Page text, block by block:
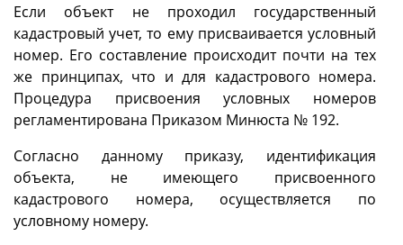
Если объект не проходил государственный
кадастровый учет, то ему присваивается условный
номер. Его составление происходит почти на тех
же принципах, что и для кадастрового номера.
Процедура присвоения условных номеров
регламентирована Приказом Минюста № 192.
Согласно данному приказу, идентификация
объекта, не имеющего присвоенного
кадастрового номера, осуществляется по
условному номеру.